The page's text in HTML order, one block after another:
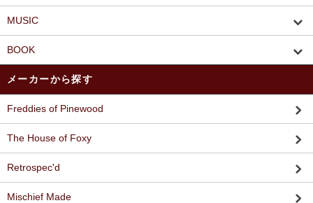
MUSIC
BOOK
メーカーから探す
Freddies of Pinewood
The House of Foxy
Retrospec'd
Mischief Made